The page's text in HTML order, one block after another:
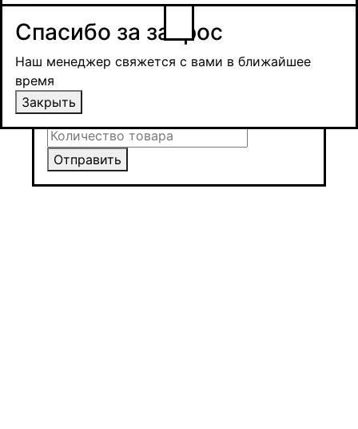
Заказ товара
Уведомить о поступлении
Спасибо за заявку
Наш менеджер свяжется с вами в ближайшее
время и обсудит сроки поставки и условия
оплаты
Закрыть
Получить оптовую цену
Отправить
Спасибо за запрос
Наш менеджер свяжется с вами в ближайшее
время
Закрыть